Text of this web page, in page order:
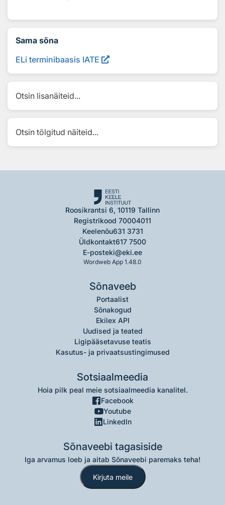
Sama sõna
ELi terminibaasis IATE
Otsin lisanäiteid...
Otsin tõlgitud näiteid...
Roosikrantsi 6, 10119 Tallinn
Registrikood 70004011
Keelenõu631 3731
Üldkontakt617 7500
E-posteki@eki.ee
Wordweb App 1.48.0
Sõnaveeb
Portaalist
Sõnakogud
Ekilex API
Uudised ja teated
Ligipääsetavuse teatis
Kasutus- ja privaatsustingimused
Sotsiaalmeedia
Hoia pilk peal meie sotsiaalmeedia kanalitel.
Facebook
Youtube
LinkedIn
Sõnaveebi tagasiside
Iga arvamus loeb ja aitab Sõnaveebi paremaks teha!
Kirjuta meile